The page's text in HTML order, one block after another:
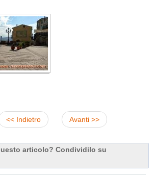
<< Indietro Avanti >>
articolo? Condividilo su